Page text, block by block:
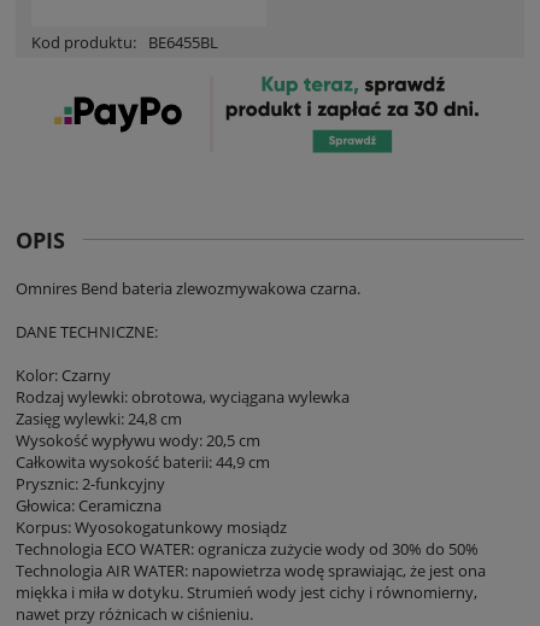
Kod produktu: BE6455BL
OPIS
Omnires Bend bateria zlewozmywakowa czarna.
DANE TECHNICZNE:
Kolor: Czarny
Rodzaj wylewki: obrotowa, wyciągana wylewka
Zasięg wylewki: 24,8 cm
Wysokość wypływu wody: 20,5 cm
Całkowita wysokość baterii: 44,9 cm
Prysznic: 2-funkcyjny
Głowica: Ceramiczna
Korpus: Wyosokogatunkowy mosiądz
Technologia ECO WATER: ogranicza zużycie wody od 30% do 50%
Technologia AIR WATER: napowietrza wodę sprawiając, że jest ona
miękka i miła w dotyku. Strumień wody jest cichy i równomierny,
nawet przy różnicach w ciśnieniu.